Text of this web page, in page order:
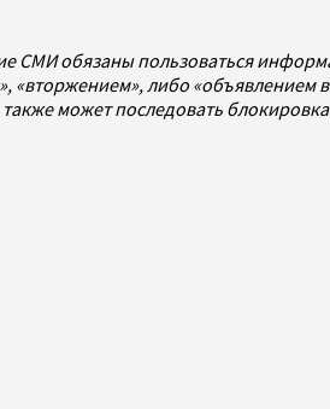
СМИ обязаны пользоваться
либо «объявлением
может последовать